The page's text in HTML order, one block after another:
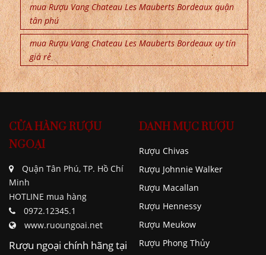
mua Rượu Vang Chateau Les Mauberts Bordeaux quận
tân phú
mua Rượu Vang Chateau Les Mauberts Bordeaux uy tín
giá rẻ
CỬA HÀNG RƯỢU
NGOẠI
Quận Tân Phú, TP. Hồ Chí
Minh
HOTLINE mua hàng
0972.12345.1
www.ruoungoai.net
Rượu ngoại chính hãng tại
DANH MỤC RƯỢU
Rượu Chivas
Rượu Johnnie Walker
Rượu Macallan
Rượu Hennessy
Rượu Meukow
Rượu Phong Thủy